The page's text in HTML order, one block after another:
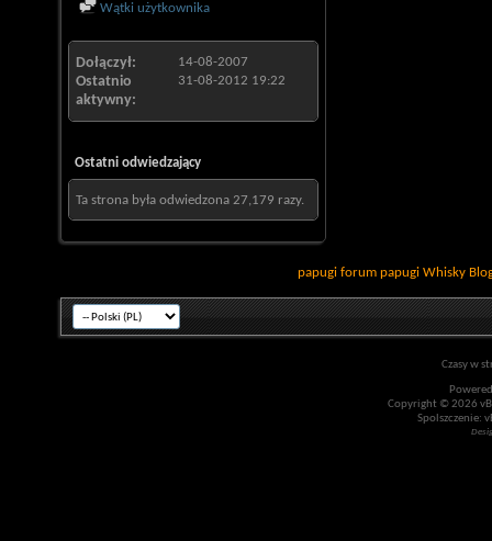
Wątki użytkownika
Dołączył 14-08-2007
Ostatnio
aktywny
31-08-2012 19:22
Ostatni odwiedzający
Ta strona była odwiedzona 27,179 razy.
papugi forum papugi Whisky
Czasy w
Copyright © 2026
Spolszczenie: